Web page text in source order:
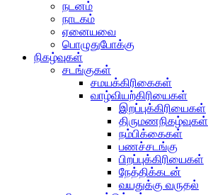
நடனம்
நாடகம்
ஏனையவை
பொழுதுபோக்கு
நிகழ்வுகள்
சடங்குகள்
சமயக்கிரிகைகள்
வாழ்வியற்கிரியைகள்
இறப்புக்கிரியைகள்
திருமணநிகழ்வுகள்
நம்பிக்கைகள்
பணச்சடங்கு
பிறப்புக்கிரியைகள்
நேத்திக்கடன்
வயதுக்கு வருதல்